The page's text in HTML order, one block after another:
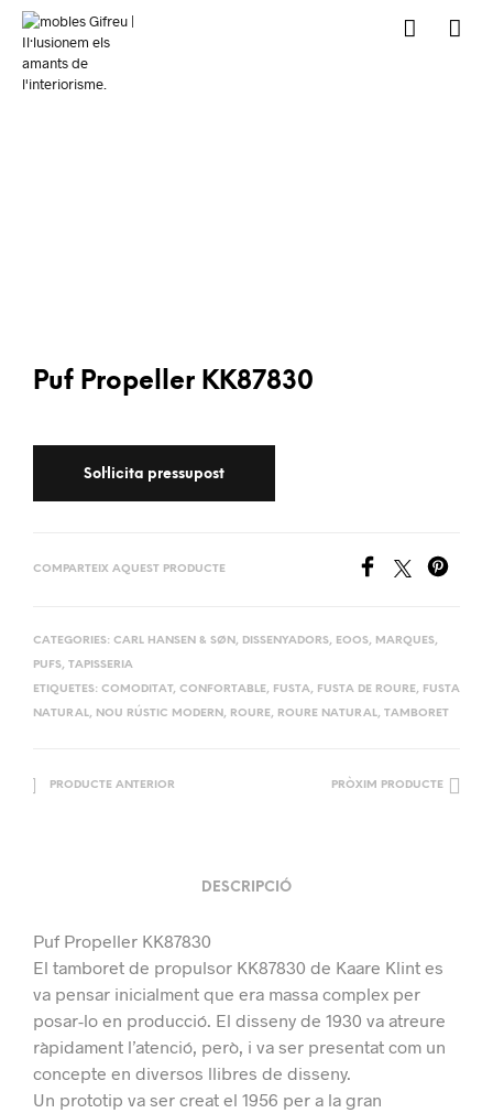
Puf Propeller KK87830
COMPARTEIX AQUEST PRODUCTE
CATEGORIES: CARL HANSEN & SØN , DISSENYADORS, EOOS, MARQUES,
PUFS, TAPISSERIA
ETIQUETES: COMODITAT, CONFORTABLE, FUSTA, FUSTA DE ROURE, FUSTA
NATURAL, NOU RÚSTIC MODERN , ROURE, ROURE NATURAL, TAMBORET
PRODUCTE ANTERIOR PRÒXIM PRODUCTE
DESCRIPCIÓ
Puf Propeller KK87830
El tamboret de propulsor KK87830 de Kaare Klint es
va pensar inicialment que era massa complex per
posar-lo en producció. El disseny de 1930 va atreure
ràpidament l’atenció, però, i va ser presentat com un
concepte en diversos llibres de disseny.
Un prototip va ser creat el 1956 per a la gran